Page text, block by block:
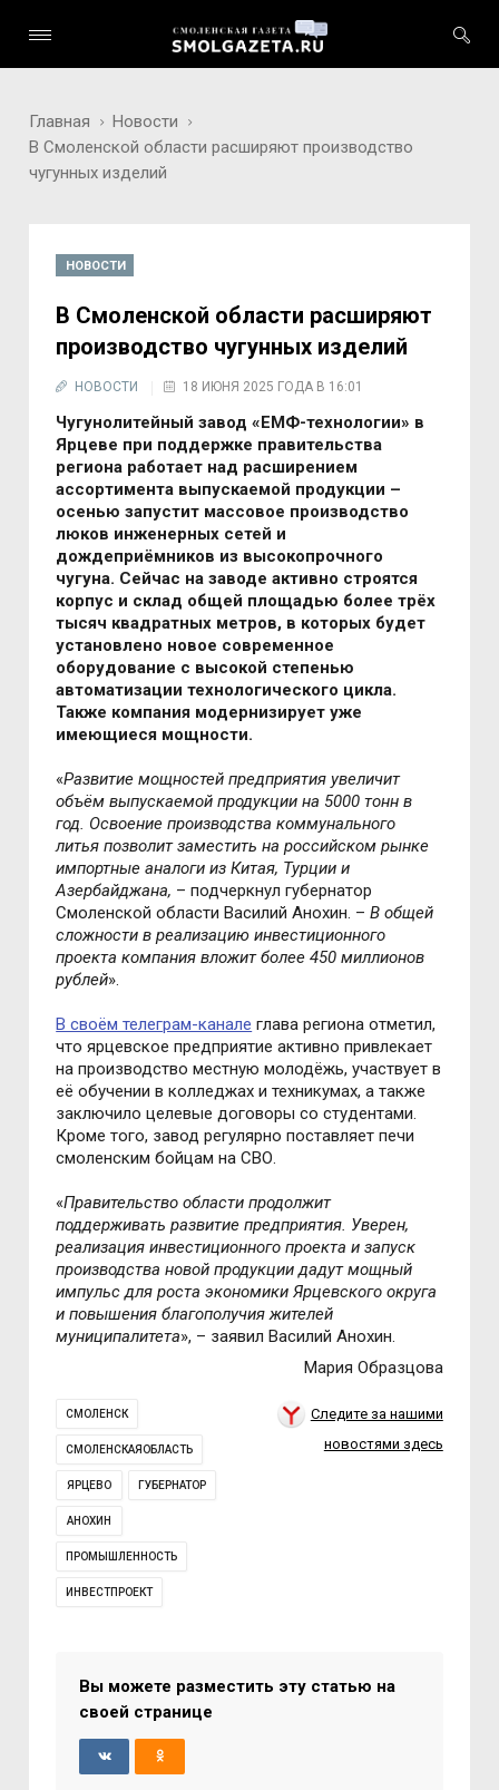
Главная
Новости
В Смоленской области расширяют производство
чугунных изделий
НОВОСТИ
В Смоленской области расширяют
производство чугунных изделий
НОВОСТИ 18 ИЮНЯ 2025 ГОДА В 16:01
Чугунолитейный завод «ЕМФ-технологии» в
Ярцеве при поддержке правительства
региона работает над расширением
ассортимента выпускаемой продукции –
осенью запустит массовое производство
люков инженерных сетей и
дождеприёмников из высокопрочного
чугуна. Сейчас на заводе активно строятся
корпус и склад общей площадью более трёх
тысяч квадратных метров, в которых будет
установлено новое современное
оборудование с высокой степенью
автоматизации технологического цикла.
Также компания модернизирует уже
имеющиеся мощности.
«Развитие мощностей предприятия увеличит
объём выпускаемой продукции на 5000 тонн в
год. Освоение производства коммунального
литья позволит заместить на российском рынке
импортные аналоги из Китая, Турции и
Азербайджана, – подчеркнул губернатор
Смоленской области Василий Анохин. –В общей
сложности в реализацию инвестиционного
проекта компания вложит более 450 миллионов
рублей».
В своём телеграм-канале глава региона отметил,
что ярцевское предприятие активно привлекает
на производство местную молодёжь, участвует в
её обучении в колледжах и техникумах, а также
заключило целевые договоры со студентами.
Кроме того, завод регулярно поставляет печи
смоленским бойцам на СВО.
«Правительство области продолжит
поддерживать развитие предприятия. Уверен,
реализация инвестиционного проекта и запуск
производства новой продукции дадут мощный
импульс для роста экономики Ярцевского округа
и повышения благополучия жителей
муниципалитета», – заявил Василий Анохин.
Мария Образцова
СМОЛЕНСК
СМОЛЕНСКАЯОБЛАСТЬ
ЯРЦЕВО ГУБЕРНАТОР
АНОХИН
ПРОМЫШЛЕННОСТЬ
ИНВЕСТПРОЕКТ
Следите за нашими
новостями здесь
Вы можете разместить эту статью на
своей странице